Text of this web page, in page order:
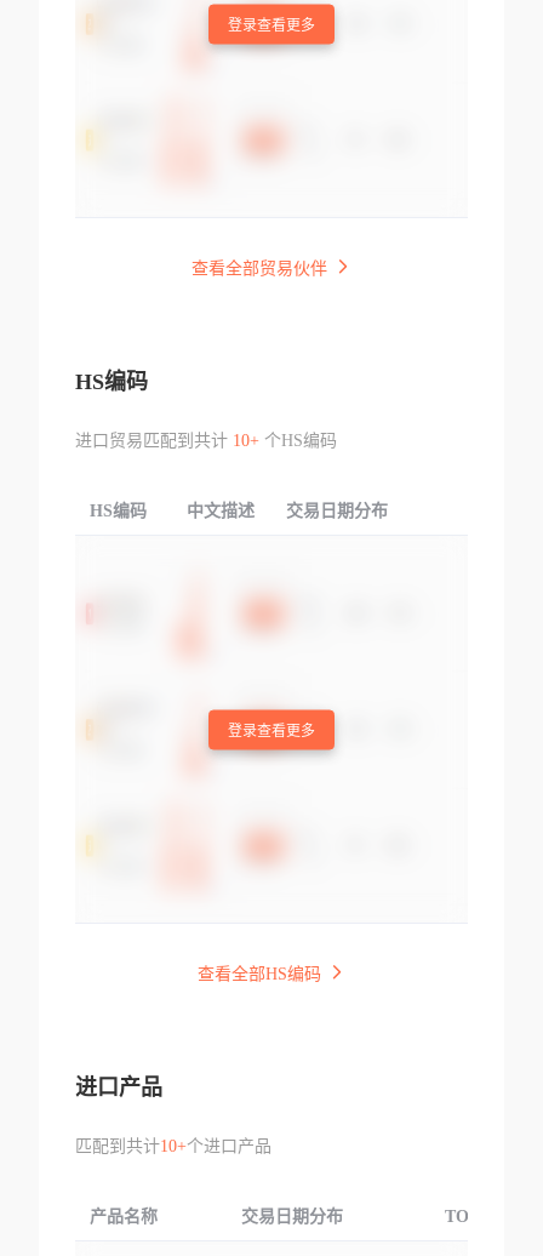
登录查看更多
查看全部贸易伙伴
HS编码
进口贸易匹配到共计 10+个HS编码
HS编码 中文描述 交易日期分布
登录查看更多
查看全部HS编码
进口产品
匹配到共计10+个进口产品
产品名称 交易日期分布 TOP3交易国